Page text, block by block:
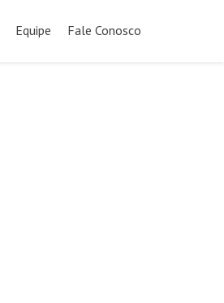
Equipe Fale Conosco